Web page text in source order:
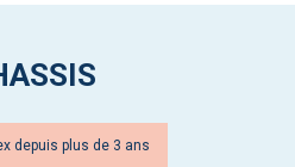
depuis plus de 3 ans